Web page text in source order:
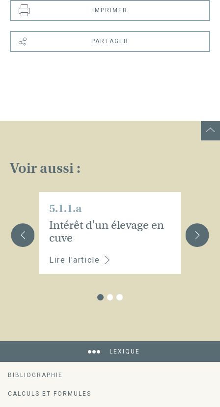
IMPRIMER
PARTAGER
Voir aussi :
5.1.1.a
Intérêt d'un élevage en
cuve
Lire l'article
LEXIQUE
BIBLIOGRAPHIE
CALCULS ET FORMULES